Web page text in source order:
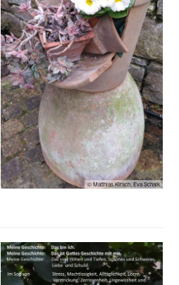
© Matthias Kirsch, Eva Schalk